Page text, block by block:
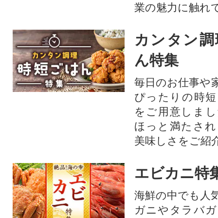
業の魅力に触れ
カンタン
ん特集
毎日のお仕事や
ぴったりの時
をご用意しま
ほっと満たさ
美味しさをご紹
エビカニ特
海鮮の中でも人
ガニやタラバ